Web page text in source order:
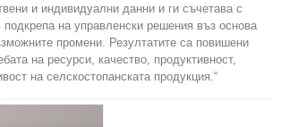
и индивидуални данни и ги съчетава с
на управленски решения въз основа
промени. Резултатите са повишени
на ресурси, качество, продуктивност,
на селскостопанската продукция.“